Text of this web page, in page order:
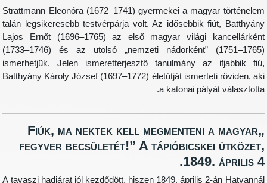
Strattmann Eleonóra (1672–1741) gyermekei a magyar
talán legsikeresebb testvérpárja volt. Az idősebbik fiút,
Lajos Ernőt (1696–1765) az első magyar világi
(1733–1746) és az utolsó „nemzeti nádorként”
ismerhetjük. Jelen ismeretterjesztő tanulmány az
Batthyány Károly József (1697–1772) életútját ismerteti
a katonai pályát
„Fiúk, ma nektek kell megmenteni a
fegyver becsületét!” A tápióbicskei
1849.
A tavaszi hadjárat jól kezdődött, hiszen 1849. április 2-án